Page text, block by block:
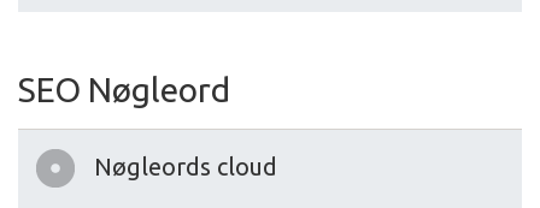
SEO Nøgleord
Nøgleords cloud